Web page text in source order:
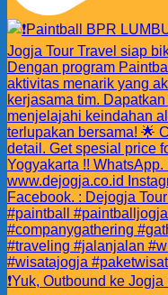
❗️Yuk, Outbound ke